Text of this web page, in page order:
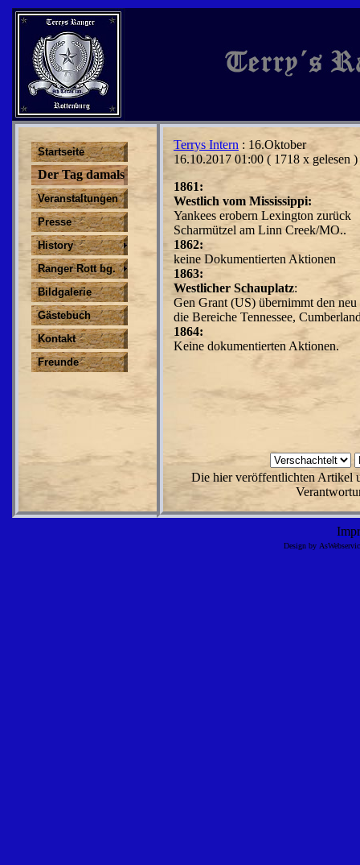
Startseite
Der Tag damals
Veranstaltungen
Presse
History
Ranger Rott bg.
Bildgalerie
Gästebuch
Kontakt
Freunde
Terrys Intern : 16.Oktober
16.10.2017 01:00 ( 1718 x gelesen )
1861:
Westlich vom Mississippi:
Yankees erobern Lexington zurück
Scharmützel am Linn Creek/MO..
1862:
keine Dokumentierten Aktionen
1863:
Westlicher Schauplatz:
Gen Grant (US) übernimmt den
die Bereiche Tennessee,
1864:
Keine dokumentierten Aktionen.
Die hier veröffentlichten Artikel
Design by